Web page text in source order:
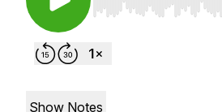
Use Left/Right to
Show Notes